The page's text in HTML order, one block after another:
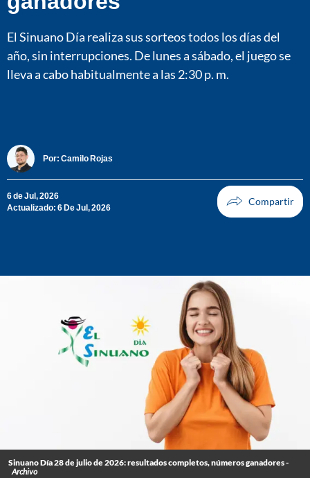
El Sinuano Día realiza sus sorteos todos los días del
año, sin interrupciones. De lunes a sábado, el juego se
lleva a cabo habitualmente a las 2:30 p. m.
Por: Camilo Rojas
6 de Jul, 2026
Actualizado: 6 De Jul, 2026
Sinuano Día 28 de julio de 2026: resultados completos, números ganadores -
Archivo